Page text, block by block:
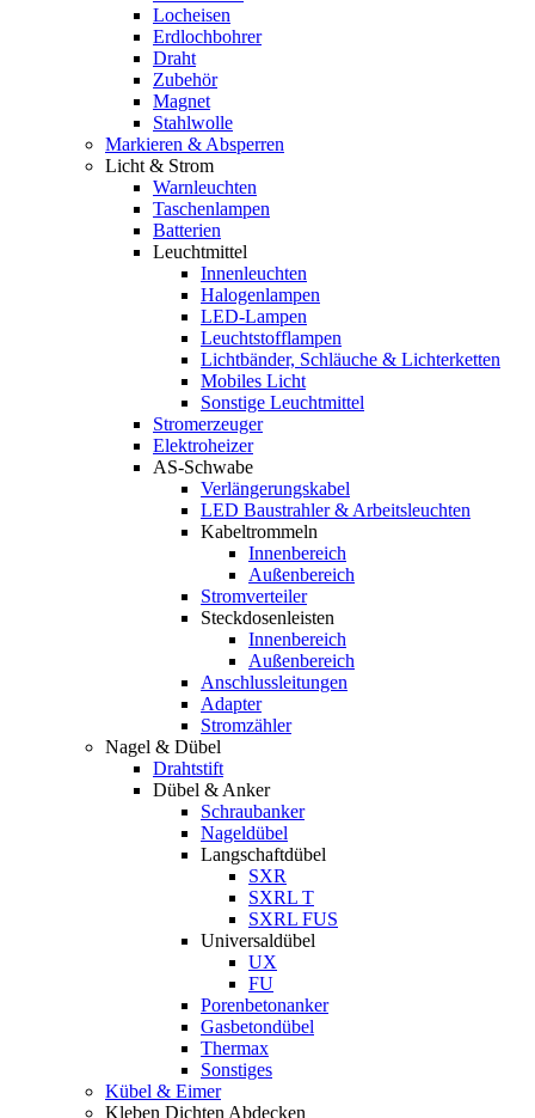
Locheisen
Erdlochbohrer
Draht
Zubehör
Magnet
Stahlwolle
Markieren & Absperren
Licht & Strom
Warnleuchten
Taschenlampen
Batterien
Leuchtmittel
Innenleuchten
Halogenlampen
LED-Lampen
Leuchtstofflampen
Lichtbänder, Schläuche & Lichterketten
Mobiles Licht
Sonstige Leuchtmittel
Stromerzeuger
Elektroheizer
AS-Schwabe
Verlängerungskabel
LED Baustrahler & Arbeitsleuchten
Kabeltrommeln
Innenbereich
Außenbereich
Stromverteiler
Steckdosenleisten
Innenbereich
Außenbereich
Anschlussleitungen
Adapter
Stromzähler
Nagel & Dübel
Drahtstift
Dübel & Anker
Schraubanker
Nageldübel
Langschaftdübel
SXR
SXRL T
SXRL FUS
Universaldübel
UX
FU
Porenbetonanker
Gasbetondübel
Thermax
Sonstiges
Kübel & Eimer
Kleben Dichten Abdecken